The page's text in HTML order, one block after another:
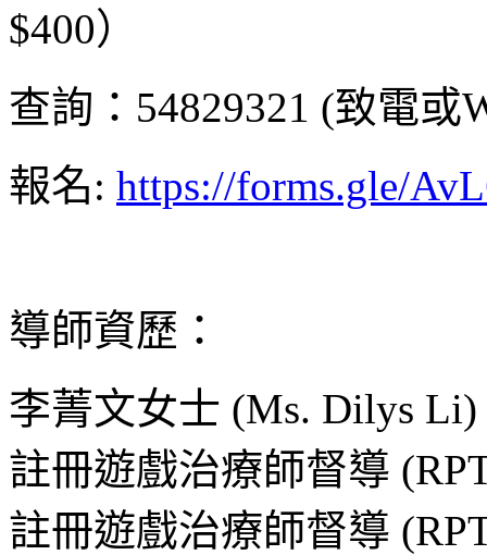
$400）
查詢：54829321 (致電或
報名: https://forms.gle/
導師資歷：
李菁文女士 (Ms. Dilys Li)
註冊遊戲治療師督導
註冊遊戲治療師督導